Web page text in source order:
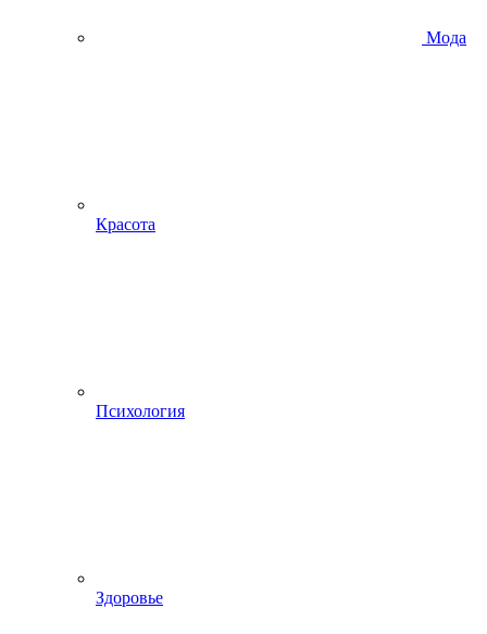
Мода
Красота
Психология
Здоровье